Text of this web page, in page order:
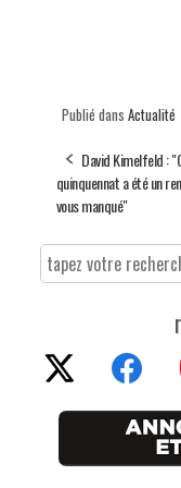
Publié dans Actualité
David Kimelfeld :
quinquennat a été un
vous manqué"